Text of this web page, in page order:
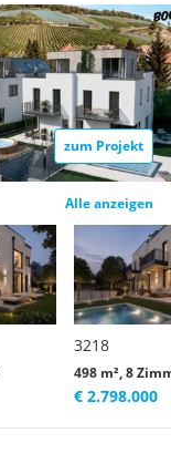
zum Projekt
Alle anzeigen
3218
498 m², 8
€ 2.798.000